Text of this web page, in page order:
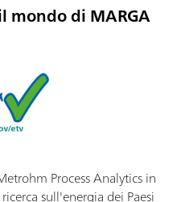
di MARGA
Process Analytics in
sull'energia dei Paesi